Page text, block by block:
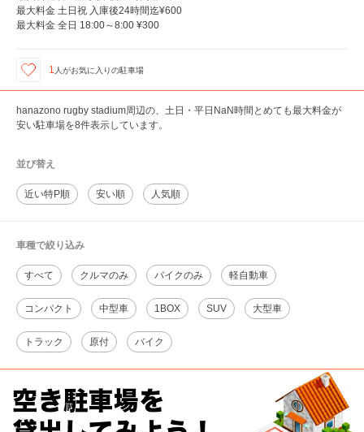
最大料金 土日祝 入庫後24時間迄¥600
最大料金 全日 18:00～8:00 ¥300
1 人がお気に入りの駐車場
hanazono rugby stadium周辺の、土日・平日NaN時間とめても最大料金が
安い駐車場を8件表示しています。
並び替え
近い特P順 安い順 人気順
車種で絞り込み
すべて クルマのみ バイクのみ 軽自動車
コンパクト 中型車 1BOX SUV 大型車
トラック 原付 バイク